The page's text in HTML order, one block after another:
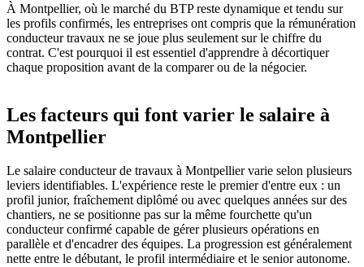
À Montpellier, où le marché du BTP reste dynamique et tendu sur
les profils confirmés, les entreprises ont compris que la rémunération
conducteur travaux ne se joue plus seulement sur le chiffre du
contrat. C'est pourquoi il est essentiel d'apprendre à décortiquer
chaque proposition avant de la comparer ou de la négocier.
Les facteurs qui font varier le salaire à
Montpellier
Le salaire conducteur de travaux à Montpellier varie selon plusieurs
leviers identifiables. L'expérience reste le premier d'entre eux : un
profil junior, fraîchement diplômé ou avec quelques années sur des
chantiers, ne se positionne pas sur la même fourchette qu'un
conducteur confirmé capable de gérer plusieurs opérations en
parallèle et d'encadrer des équipes. La progression est généralement
nette entre le débutant, le profil intermédiaire et le senior autonome.